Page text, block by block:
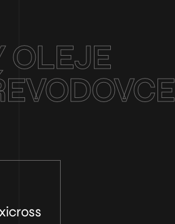
OLEJE